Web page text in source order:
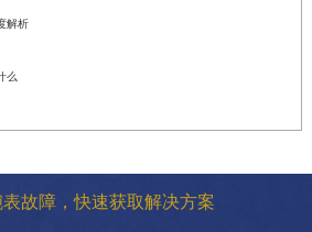
解析
么
故障，快速获取解决方案